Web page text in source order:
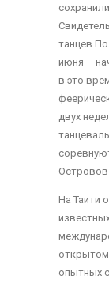
танцев
июня –
в это
двух
Островов
На Таити
открытом
опытных